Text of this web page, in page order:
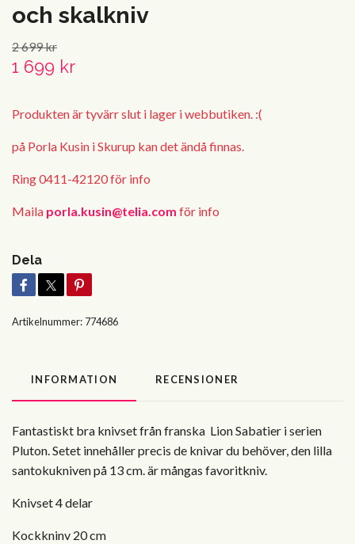
och skalkniv
2 699 kr
1 699 kr
Produkten är tyvärr slut i lager i webbutiken. :(
på Porla Kusin i Skurup kan det ändå finnas.
Ring 0411-42120 för info
Maila porla.kusin@telia.com för info
Dela
Artikelnummer: 774686
INFORMATION RECENSIONER
Fantastiskt bra knivset från franska Lion Sabatier i serien
Pluton. Setet innehåller precis de knivar du behöver, den lilla
santokukniven på 13 cm. är mångas favoritkniv.
Knivset 4 delar
Kockkninv 20 cm